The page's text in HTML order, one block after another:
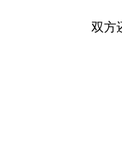
双方